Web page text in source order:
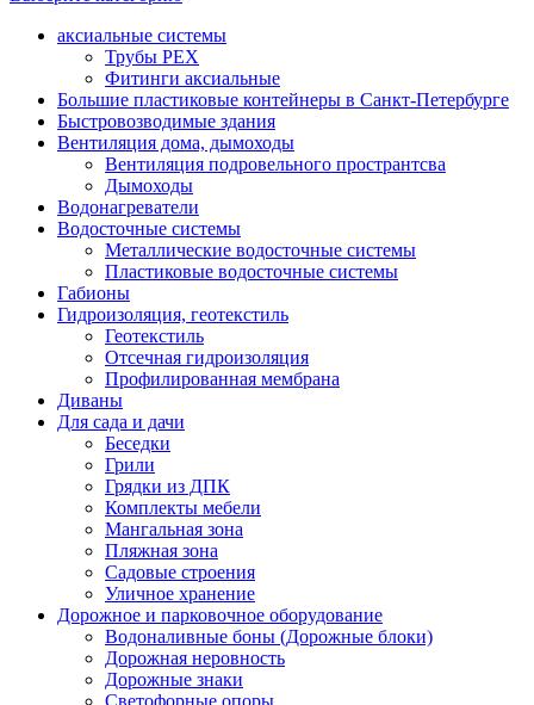
аксиальные системы
Трубы PEX
Фитинги аксиальные
Большие пластиковые контейнеры в Санкт-Петербурге
Быстровозводимые здания
Вентиляция дома, дымоходы
Вентиляция подровельного пространтсва
Дымоходы
Водонагреватели
Водосточные системы
Металлические водосточные системы
Пластиковые водосточные системы
Габионы
Гидроизоляция, геотекстиль
Геотекстиль
Отсечная гидроизоляция
Профилированная мембрана
Диваны
Для сада и дачи
Беседки
Грили
Грядки из ДПК
Комплекты мебели
Мангальная зона
Пляжная зона
Садовые строения
Уличное хранение
Дорожное и парковочное оборудование
Водоналивные боны (Дорожные блоки)
Дорожная неровность
Дорожные знаки